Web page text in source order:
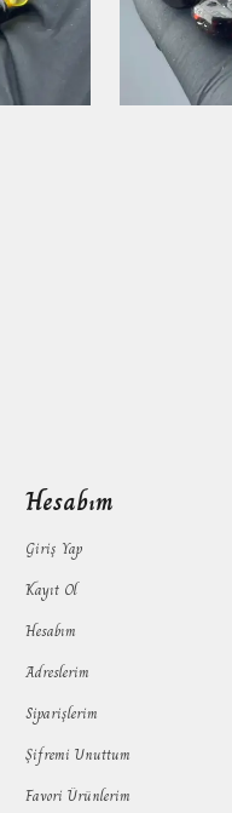
Hesabım
Giriş Yap
Kayıt Ol
Hesabım
Adreslerim
Siparişlerim
Şifremi Unuttum
Favori Ürünlerim